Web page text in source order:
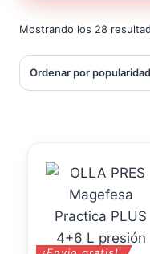
Mostrando los 28